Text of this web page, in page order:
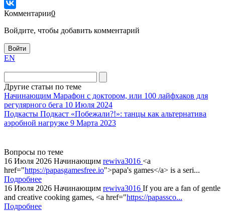
Комментарии0
Войдите, чтобы добавить комментарий
Войти
EN
Другие статьи по теме
Начинающим Марафон с доктором, или 100 лайфхаков для
регулярного бега 10 Июля 2024
Подкасты Подкаст «Побежали?!»: танцы как альтернатива
аэробной нагрузке 9 Марта 2023
Вопросы по теме
16 Июля 2026 Начинающим rewiva3016 <a
href="https://papasgamesfree.io">papa's games</a> is a seri...
Подробнее
16 Июля 2026 Начинающим rewiva3016 If you are a fan of gentle
and creative cooking games, <a href="https://papassco...
Подробнее